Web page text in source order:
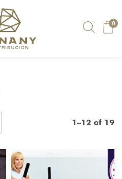
0
1–12 of 19